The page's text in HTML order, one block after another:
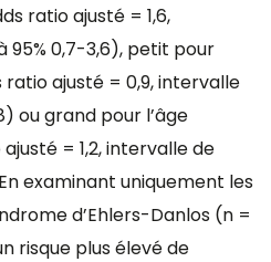
ratio ajusté = 1,6,
95% 0,7-3,6), petit pour
ajusté = 0,9, intervalle
ou grand pour l’âge
= 1,2, intervalle de
examinant uniquement les
d’Ehlers-Danlos (n =
risque plus élevé de